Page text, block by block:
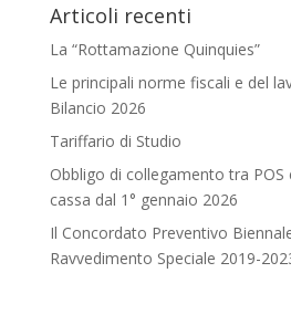
Articoli recenti
La “Rottamazione Quinquies”
Le principali norme fiscali e del
Bilancio 2026
Tariffario di Studio
Obbligo di collegamento tra
cassa dal 1° gennaio 2026
Il Concordato Preventivo
Ravvedimento Speciale 2019-